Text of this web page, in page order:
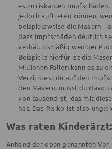
es zu riskanten
jedoch auftreten können,
beispielsweise die Masern –
dass Impfschäden deutlich
verhältnismäßig weniger
Beispiele hierfür ist die
Millionen Fällen kann es zu
Verzichtest du auf den
den Masern, musst du davon
von tausend ist, das mit
hat. Das Risiko ist also
Was raten
Anhand der oben genannten